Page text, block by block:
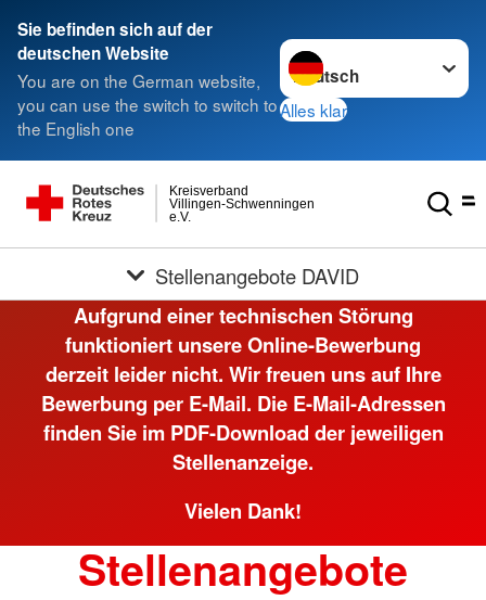
Sie befinden sich auf der
deutschen Website
You are on the German website,
you can use the switch to switch to
the English one
Sprache wechseln zu
Alles klar
e.V.
Villingen-Schwenningen
Kreisverband
Stellenangebote DAVID
Aufgrund einer technischen Störung
funktioniert unsere Online-Bewerbung
derzeit leider nicht. Wir freuen uns auf Ihre
Bewerbung per E-Mail. Die E-Mail-Adressen
finden Sie im PDF-Download der jeweiligen
Stellenanzeige.
Vielen Dank!
Stellenangebote